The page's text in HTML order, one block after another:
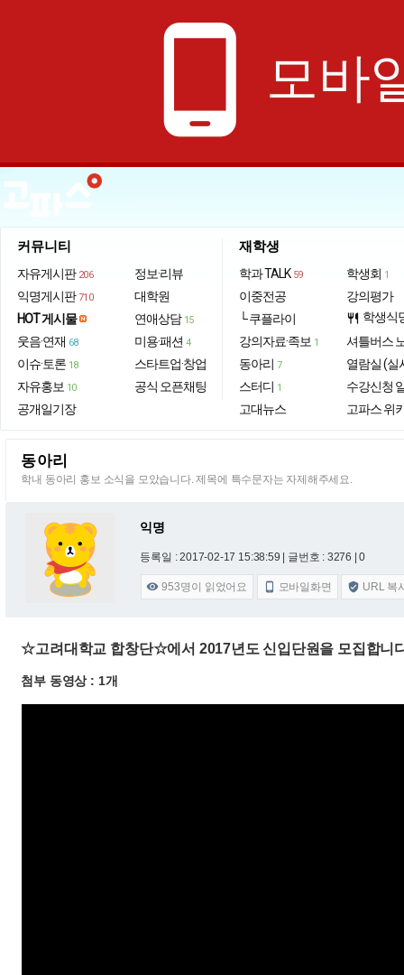
phone_android 모바
커뮤니티
자유게시판 206
익명게시판 710
HOT 게시물
웃음·연재 68
이슈·토론 18
자유홍보 10
공개일기장
정보·리뷰
대학원
연애상담 15
미용·패션 4
스타트업·창업
공식 오픈채팅
재학생
학과 TALK 59
이중전공
└ 쿠플라이
강의자료·족보 1
동아리 7
스터디 1
고대뉴스
학생회 1
강의평가
restaurant 학생식
셔틀버스
열람실 (실
수강신청
고파스 위
동아리
학내 동아리 홍보 소식을 모았습니다. 제목에 특수문자는 자제해주세요.
익명
등록일 : 2017-02-17 15:38:59 | 글번호 : 3276 | 0
 953명이 읽었어요  모바일화면  URL 복
☆고려대학교 합창단☆에서 2017년도 신입단원을 모집합니
첨부 동영상 : 1개